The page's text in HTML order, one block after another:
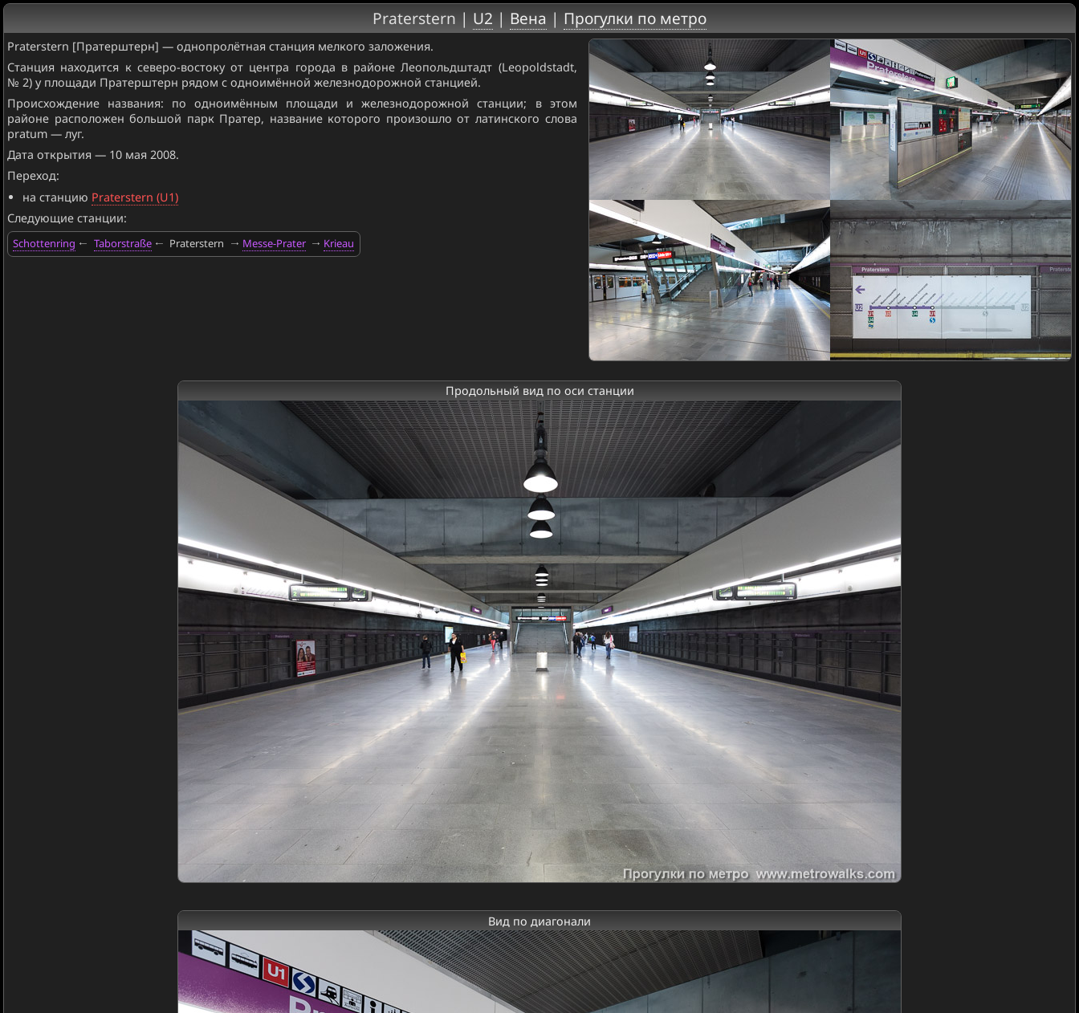
Praterstern | U2 | Вена | Прогулки по метро
Praterstern [Пратерштерн] — однопролётная станция мелкого заложения.
Станция находится к северо-востоку от центра города в районе Леопольдштадт (Leopoldstadt,
№ 2) у площади Пратерштерн рядом с одноимённой железнодорожной станцией.
Происхождение названия: по одноимённым площади и железнодорожной станции; в этом
районе расположен большой парк Пратер, название которого произошло от латинского слова
pratum — луг.
Дата открытия — 10 мая 2008.
Переход:
на станцию Praterstern (U1)
Следующие станции:
Schottenring Taborstraße Praterstern Messe-Prater Krieau
Продольный вид по оси станции
Вид по диагонали